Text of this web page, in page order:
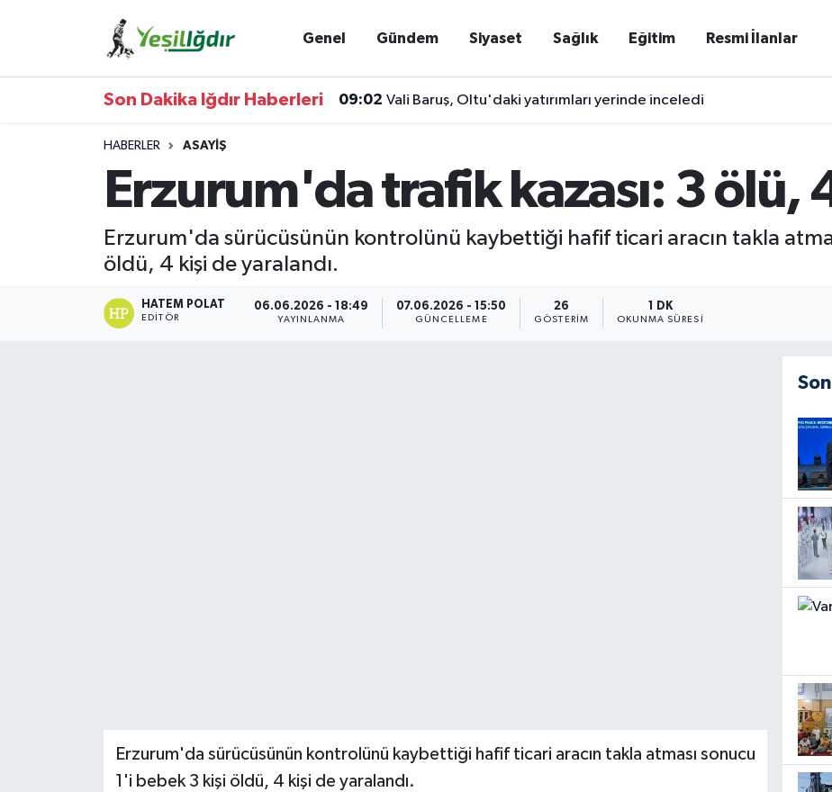
Genel Gündem Siyaset Sağlık Eğitim Resmi İlanlar
Son Dakika Iğdır Haberleri 09:02 Vali Baruş, Oltu'daki yatırımları yerinde inceledi
HABERLER ASAYIŞ
Erzurum'da trafik kazası: 3 ölü,
Erzurum'da sürücüsünün kontrolünü kaybettiği hafif ticari aracın takla
öldü, 4 kişi de yaralandı.
HATEM POLAT
EDITÖR
06.06.2026 - 18:49
YAYINLANMA
07.06.2026 - 15:50
GÜNCELLEME
26
GÖSTERIM
1 DK
OKUNMA SÜRESI
Erzurum'da sürücüsünün kontrolünü kaybettiği hafif ticari aracın takla atması sonucu
1'i bebek 3 kişi öldü, 4 kişi de yaralandı.
Iğdır Trafik Yoğunluk Haritası
Tüm Manşetler